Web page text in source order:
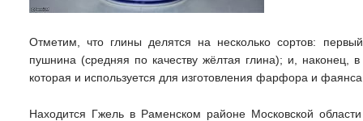
Отметим, что глины делятся на несколько сортов:
пушнина (средняя по качеству жёлтая глина); и,
которая и используется для изготовления фарфора и
Находится Гжель в Раменском районе Московской